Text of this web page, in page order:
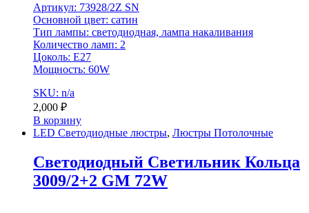
Артикул: 73928/2Z SN
Основной цвет: сатин
Тип лампы: светодиодная, лампа накаливания
Количество ламп: 2
Цоколь: E27
Мощность: 60W
SKU: n/a
2,000 ₽
В корзину
LED Светодиодные люстры, Люстры Потолочные
Светодиодный Светильник Кольца
3009/2+2 GM 72W